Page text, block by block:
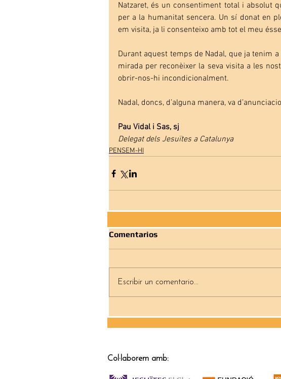
Natzaret, és un consentiment total i absolut
per a la humanitat sencera. Un sí donat en
em visita, ja li consenteixo amb tot el meu
Durant aquest temps de Nadal, que ja tenim
mirada per reconèixer la seva visita a les
obrir-nos-hi incondicionalment.
Nadal, doncs, d’alguna manera, va
Pau Vidal i Sas, sj
Delegat dels Jesuïtes a Catalunya
PENSEM-HI
Comentarios
Escribir un comentario...
Col·laborem amb: